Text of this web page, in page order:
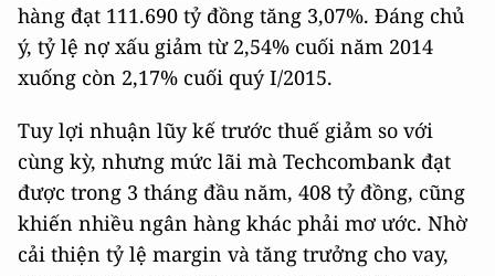
hàng đạt 111.690 tỷ đồng tăng 3,07%. Đáng chủ
ý, tỷ lệ nợ xấu giảm từ 2,54% cuối năm 2014
xuống còn 2,17% cuối quý I/2015.
Tuy lợi nhuận lũy kế trước thuế giảm so với
cùng kỳ, nhưng mức lãi mà Techcombank đạt
được trong 3 tháng đầu năm, 408 tỷ đồng, cũng
khiến nhiều ngân hàng khác phải mơ ước. Nhờ
cải thiện tỷ lệ margin và tăng trưởng cho vay,